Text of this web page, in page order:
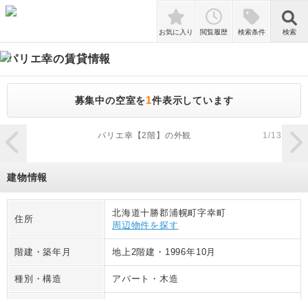
検索
お気に入り 閲覧履歴 検索条件 検索
パリエ幸の賃貸情報
募集中の空室を1件表示しています
zoom_in
パリエ幸【2階】の外観 1/13
建物情報
住所
北海道十勝郡浦幌町字幸町
周辺物件を探す
階建・築年月 地上2階建 ・ 1996年10月
種別・構造 アパート ・ 木造